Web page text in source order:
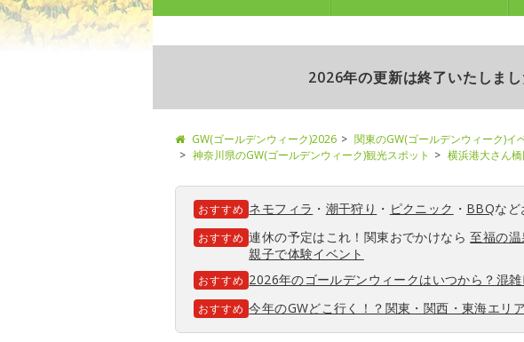
2026年の更新は終了いたしま
GW(ゴールデンウィーク)2026 関東のGW(ゴールデンウィーク)イ
神奈川県のGW(ゴールデンウィーク)観光スポット
横浜港大さん
おすすめ ネモフィラ ・ 潮干狩り ・ ピクニック ・ BBQな
おすすめ 連休の予定はこれ！関東おでかけなら至福の温
親子で体験イベント
おすすめ 2026年のゴールデンウィークはいつから？混
おすすめ 今年のGWどこ行く！？関東・関西・東海エリ